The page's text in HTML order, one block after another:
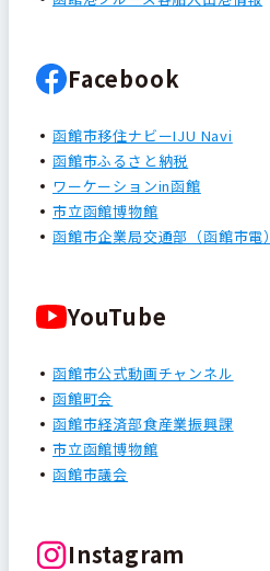
Facebook
函館市移住ナビーIJU Navi
函館市ふるさと納税
ワーケーションin函館
市立函館博物館
函館市企業局交通部（函館市電）
YouTube
函館市公式動画チャンネル
函館町会
函館市経済部食産業振興課
市立函館博物館
函館市議会
Instagram